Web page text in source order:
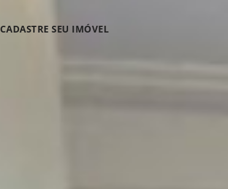
CADASTRE SEU IMÓVEL